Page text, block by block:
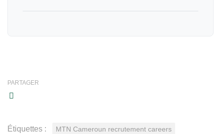
PARTAGER
Étiquettes : MTN Cameroun recrutement careers